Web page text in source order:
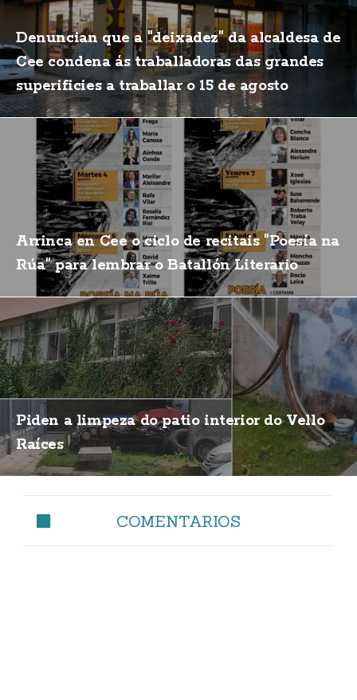
Denuncian que a "deixadez" da alcaldesa de
Cee condena ás traballadoras das grandes
superificies a traballar o 15 de agosto
Arrinca en Cee o ciclo de recitais "Poesía na
Rúa" para lembrar o Batallón Literario
Piden a limpeza do patio interior do Vello
Raíces
COMENTARIOS